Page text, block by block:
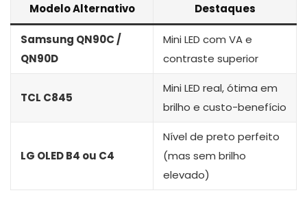
Modelo Alternativo Destaques
Samsung QN90C /
QN90D
Mini LED com VA e
contraste superior
TCL C845
Mini LED real, ótima em
brilho e custo-benefício
LG OLED B4 ou C4
Nível de preto perfeito
(mas sem brilho
elevado)